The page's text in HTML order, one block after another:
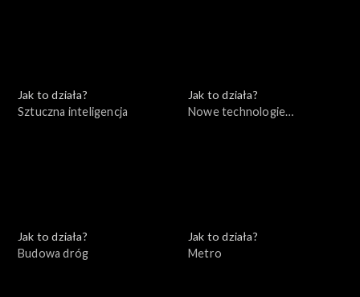
Jak to działa?
Sztuczna inteligencja
Jak to działa?
Nowe technologie
Jak to działa?
Budowa dróg
Jak to działa?
Metro